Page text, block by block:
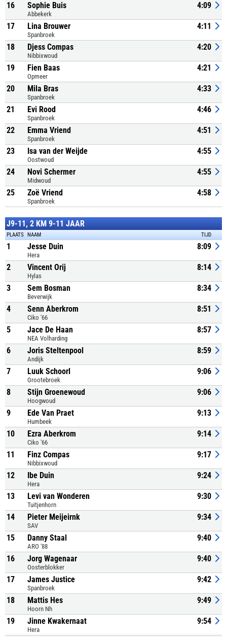
16 Sophie Buis
Abbekerk
4:09
17 Lina Brouwer
Spanbroek
4:11
18 Djess Compas
Nibbixwoud
4:20
19 Fien Baas
Opmeer
4:21
20 Mila Bras
Spanbroek
4:33
21 Evi Rood
Spanbroek
4:46
22 Emma Vriend
Spanbroek
4:51
23 Isa van der Weijde
Oostwoud
4:55
24 Novi Schermer
Midwoud
4:55
25 Zoë Vriend
Spanbroek
4:58
J9-11, 2 KM 9-11 JAAR
PLAATS NAAM TIJD
1 Jesse Duin
Hera
8:09
2 Vincent Orij
Hylas
8:14
3 Sem Bosman
Beverwijk
8:34
4 Senn Aberkrom
Ciko '66
8:51
5 Jace De Haan
NEA Volharding
8:57
6 Joris Steltenpool
Andijk
8:59
7 Luuk Schoorl
Grootebroek
9:06
8 Stijn Groenewoud
Hoogwoud
9:06
9 Ede Van Praet
Humbeek
9:13
10 Ezra Aberkrom
Ciko '66
9:14
11 Finz Compas
Nibbixwoud
9:17
12 Ibe Duin
Hera
9:24
13 Levi van Wonderen
Tuitjenhorn
9:30
14 Pieter Meijeirnk
SAV
9:34
15 Danny Staal
ARO '88
9:40
16 Jorg Wagenaar
Oosterblokker
9:40
17 James Justice
Spanbroek
9:42
18 Mattis Hes
Hoorn Nh
9:49
19 Jinne Kwakernaat
Hera
9:54